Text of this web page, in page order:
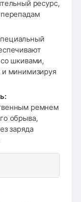
ресурс,
шкивами,
и минимизируя
ремнем
обрыва,
заряда